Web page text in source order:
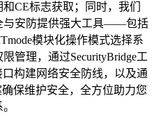
CE标志获取；同时，我们
与安防提供强大工具——包括
模块化操作模式选择系
管理，通过SecurityBridge工
构建网络安全防线，以及通
保维护安全，全方位助力您